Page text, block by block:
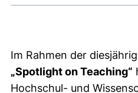
Im Rahmen der
„Spotlight on Teaching“
Hochschul- und